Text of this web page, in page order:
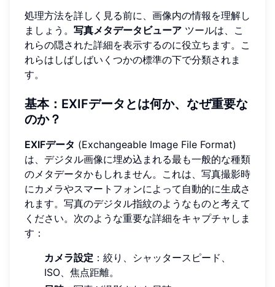
処理方法を詳しく見る前に、画像内の情報を理解し
ましょう。 写真メタデータビューア ツールは、こ
れらの隠された詳細を表示するのに役立ちます。こ
れらはしばしばいくつかの標準の下で分類されま
す。
基本：EXIFデータとは何か、なぜ重要な
のか？
EXIFデータ (Exchangeable Image File Format)
は、デジタル画像に埋め込まれる最も一般的な種類
のメタデータかもしれません。これは、写真撮影時
にカメラやスマートフォンによって自動的に生成さ
れます。写真のデジタル指紋のようなものと考えて
ください。次のような重要な詳細をキャプチャしま
す：
カメラ設定 ：絞り、シャッタースピード、
ISO、焦点距離。